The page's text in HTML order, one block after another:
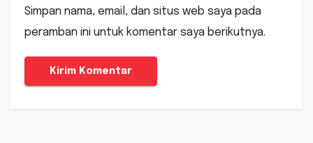
Simpan nama, email, dan situs web saya pada
peramban ini untuk komentar saya berikutnya.